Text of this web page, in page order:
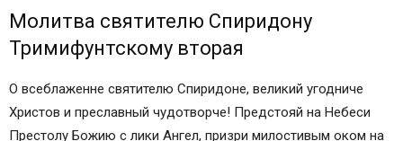
Молитва святителю Спиридону
Тримифунтскому вторая
О всеблаженне святителю Спиридоне, великий угодниче
Христов и преславный чудотворче! Предстояй на Небеси
Престолу Божию с лики Ангел, призри милостивым оком на